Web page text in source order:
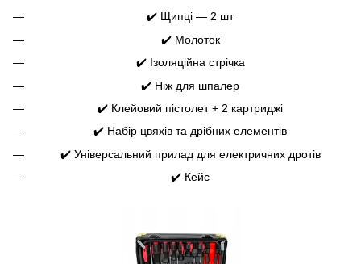
✔️ Щипці — 2 шт
✔️ Молоток
✔️ Ізоляційна стрічка
✔️ Ніж для шпалер
✔️ Клейовий пістолет + 2 картриджі
✔️ Набір цвяхів та дрібних елементів
✔️ Універсальний прилад для електричних дротів
✔️ Кейс